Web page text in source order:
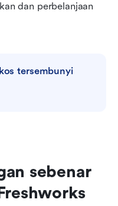
dan perbelanjaan
tersembunyi
sebenar